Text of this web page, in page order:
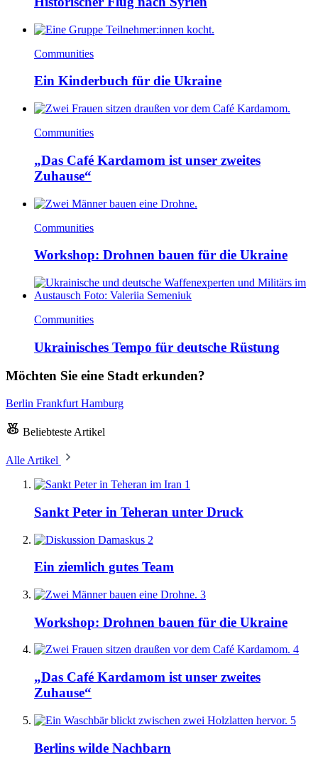
Communities
Ein Kinderbuch für die Ukraine
Communities
„Das Café Kardamom ist unser zweites
Zuhause“
Communities
Workshop: Drohnen bauen für die Ukraine
Communities
Ukrainisches Tempo für deutsche Rüstung
Möchten Sie eine Stadt erkunden?
Berlin Frankfurt Hamburg
Beliebteste Artikel
Alle Artikel
1
Sankt Peter in Teheran unter Druck
2
Ein ziemlich gutes Team
3
Workshop: Drohnen bauen für die Ukraine
4
„Das Café Kardamom ist unser zweites
Zuhause“
5
Berlins wilde Nachbarn